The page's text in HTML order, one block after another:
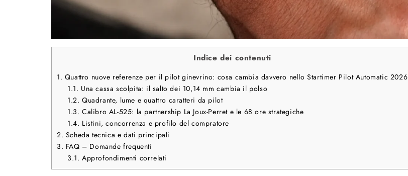
Indice dei contenuti
1. Quattro nuove referenze per il pilot ginevrino: cosa cambia davvero nello Startimer Pilot Automatic 2026
1.1. Una cassa scolpita: il salto dei 10,14 mm cambia il polso
1.2. Quadrante, lume e quattro caratteri da pilot
1.3. Calibro AL-525: la partnership La Joux-Perret e le 68 ore strategiche
1.4. Listini, concorrenza e profilo del compratore
2. Scheda tecnica e dati principali
3. FAQ – Domande frequenti
3.1. Approfondimenti correlati